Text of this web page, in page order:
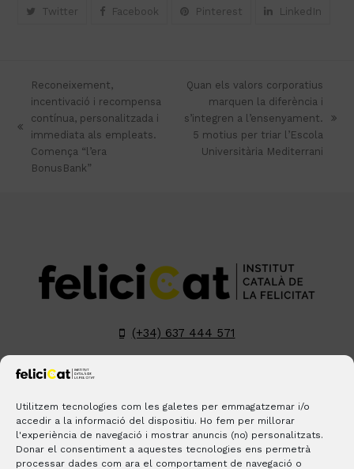
Utilitzem tecnologies com les galetes per emmagatzemar i/o
accedir a la informació del dispositiu. Ho fem per millorar
l'experiència de navegació i mostrar anuncis (no) personalitzats.
Donar el consentiment a aquestes tecnologies ens permetrà
processar dades com ara el comportament de navegació o
Twitter Facebook Pinterest LinkedIn
previous
post:
Reconeixement,
incentivació i recompensa
contínua, personalitzada i
immediata als empleats.
Comença “l’era
BonusBank”
Quan els valors corporatius
marquen la diferència i
s’integren a l’ensenyament.
5 motius per triar l’Escola
Universitària Mediterrani
(+34) 637 444 571
hola@felicicat.cat
LinkedInYouTube Pinterest
BLOGS CONTACTE ON ESTEM?